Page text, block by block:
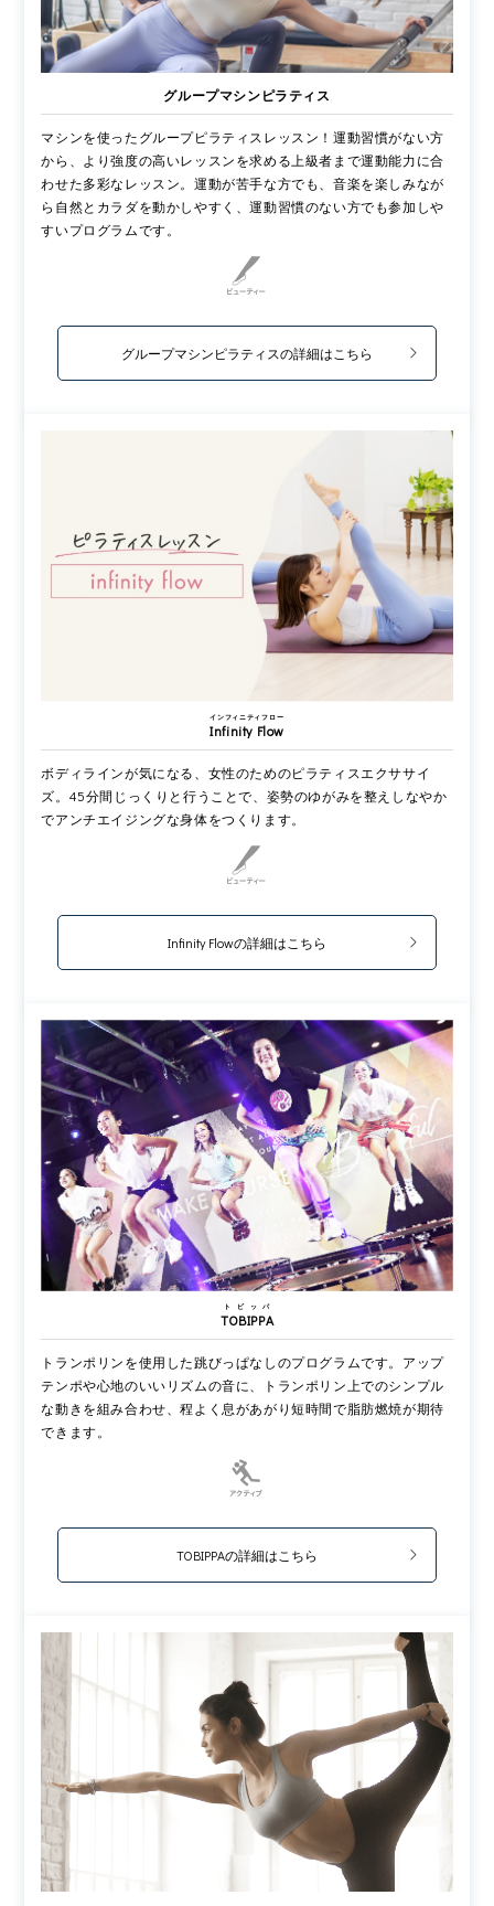
グループマシンピラティス
マシンを使ったグループピラティスレッスン！運動習慣がない方
から、より強度の高いレッスンを求める上級者まで運動能力に合
わせた多彩なレッスン。運動が苦手な方でも、音楽を楽しみなが
ら自然とカラダを動かしやすく、運動習慣のない方でも参加しや
すいプログラムです。
グループマシンピラティスの詳細はこちら
Infinity Flow
インフィニティフロー
ボディラインが気になる、女性のためのピラティスエクササイ
ズ。45分間じっくりと行うことで、姿勢のゆがみを整えしなやか
でアンチエイジングな身体をつくります。
Infinity Flowの詳細はこちら
TOBIPPA
トビッパ
トランポリンを使用した跳びっぱなしのプログラムです。アップ
テンポや心地のいいリズムの音に、トランポリン上でのシンプル
な動きを組み合わせ、程よく息があがり短時間で脂肪燃焼が期待
できます。
TOBIPPAの詳細はこちら